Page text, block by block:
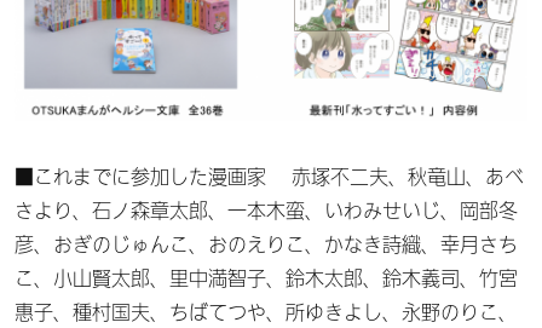
■これまでに参加した漫画家 赤塚不二夫、秋竜山、あべ
さより、石ノ森章太郎、一本木蛮、いわみせいじ、岡部冬
彦、おぎのじゅんこ、おのえりこ、かなき詩織、幸月さち
こ、小山賢太郎、里中満智子、鈴木太郎、鈴木義司、竹宮
惠子、種村国夫、ちばてつや、所ゆきよし、永野のりこ、